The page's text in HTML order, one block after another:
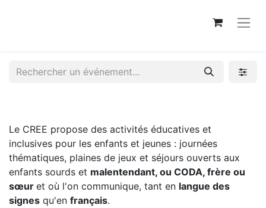
Le CREE propose des activités éducatives et
inclusives pour les enfants et jeunes : journées
thématiques, plaines de jeux et séjours ouverts aux
enfants sourds et malentendant, ou CODA, frère ou
sœur et où l'on communique, tant en langue des
signes qu'en français.